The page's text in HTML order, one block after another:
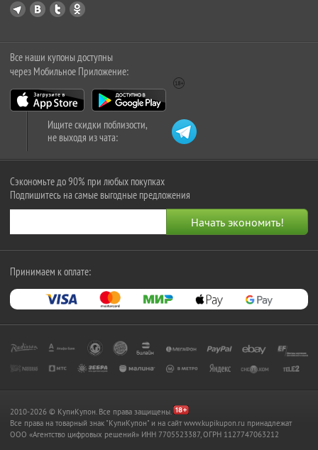
Все наши купоны доступны
через Мобильное Приложение:
Ищите скидки поблизости,
не выходя из чата:
Сэкономьте до 90% при любых покупках
Подпишитесь на самые выгодные предложения
Принимаем к оплате:
2010-2026 © КупиКупон. Все права защищены.
Все права на товарный знак "КупиКупон" и на сайт www.kupikupon.ru принадлежат
OOO «Агентство цифровых решений» ИНН 7705523387, ОГРН 1127747063212